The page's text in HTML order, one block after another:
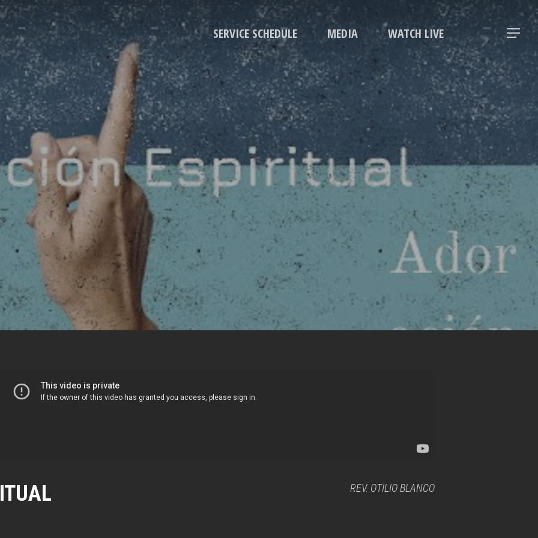
SERVICE SCHEDULE MEDIA WATCH LIVE Menu
REV. OTILIO BLANCO
Menu